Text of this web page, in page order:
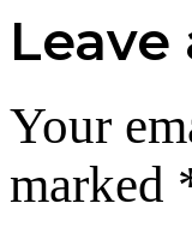
Leave
Your
marked